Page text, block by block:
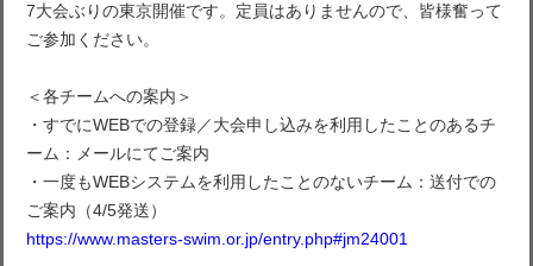
7大会ぶりの東京開催です。定員はありませんので、皆様奮って
ご参加ください。
＜各チームへの案内＞
・すでにWEBでの登録／大会申し込みを利用したことのあるチ
ーム：メールにてご案内
・一度もWEBシステムを利用したことのないチーム：送付での
ご案内（4/5発送）
https://www.masters-swim.or.jp/entry.php#jm24001